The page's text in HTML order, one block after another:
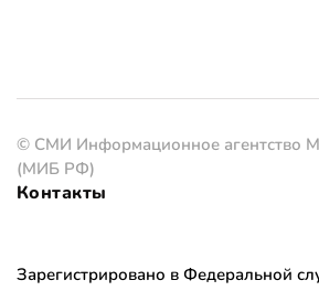
© СМИ Информационное агентство
(МИБ РФ)
Контакты
Зарегистрировано в Федеральной